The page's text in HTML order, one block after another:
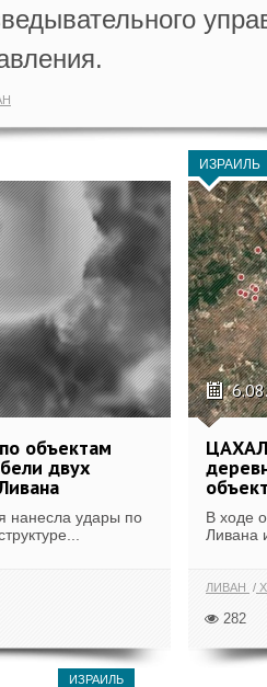
объектам
двух
нанесла удары по
ИЗРАИЛЬ
В ходе
Ливана
ЛИВАН
282
ИЗРАИЛЬ